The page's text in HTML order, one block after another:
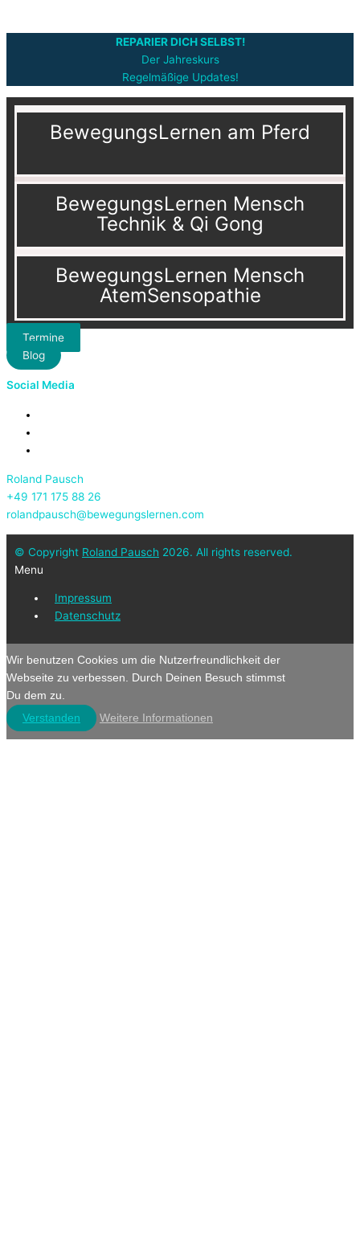
REPARIER DICH SELBST!
Der Jahreskurs
Regelmäßige Updates!
BewegungsLernen am Pferd
BewegungsLernen Mensch
Technik & Qi Gong
BewegungsLernen Mensch
AtemSensopathie
Termine
Blog
Social Media
Roland Pausch
+49 171 175 88 26
rolandpausch@bewegungslernen.com
© Copyright Roland Pausch 2026. All rights reserved.
Menu
Impressum
Datenschutz
Wir benutzen Cookies um die Nutzerfreundlichkeit der
Webseite zu verbessen. Durch Deinen Besuch stimmst
Du dem zu.
Verstanden
Weitere Informationen